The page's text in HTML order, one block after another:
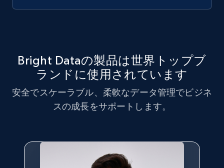
Bright Dataの製品は世界トップブ
ランドに使用されています
安全でスケーラブル、柔軟なデータ管理でビジネ
スの成長をサポートします。